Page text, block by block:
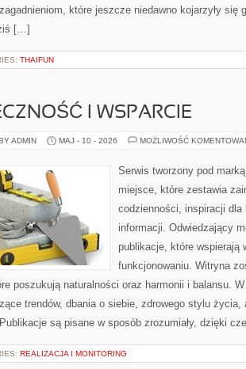
które jeszcze niedawno kojarzyły się
[…]
THAIFUN
I WSPARCIE
ADMIN MAJ - 10 - 2026 MOŻLIWOŚĆ
Serwis tworzony pod
miejsce, które zestawia
codzienności, inspiracji
informacji. Odwiedzający
publikacje, które wspierają
funkcjonowaniu. Witryna
poszukują naturalności oraz harmonii i balansu.
trendów, dbania o siebie, zdrowego stylu życia,
są pisane w sposób zrozumiały, dzięki
REALIZACJA I MONITORING